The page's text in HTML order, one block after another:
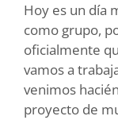
Hoy es un día
como grupo,
oficialmente
vamos a
venimos
proyecto de